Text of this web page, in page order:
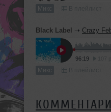
Микс
Black Label ➝ Crazy
96:19
Микс